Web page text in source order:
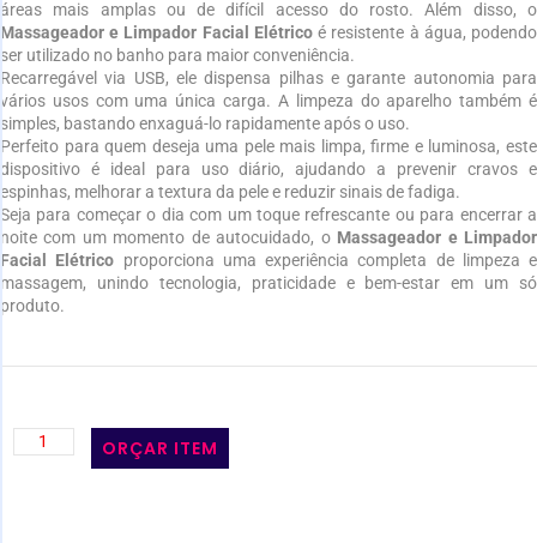
áreas mais amplas ou de difícil acesso do rosto. Além disso, o
Massageador e Limpador Facial Elétricoé resistente à água, podendo
ser utilizado no banho para maior conveniência.
Recarregável via USB, ele dispensa pilhas e garante autonomia para
vários usos com uma única carga. A limpeza do aparelho também é
simples, bastando enxaguá-lo rapidamente após o uso.
Perfeito para quem deseja uma pele mais limpa, firme e luminosa, este
dispositivo é ideal para uso diário, ajudando a prevenir cravos e
espinhas, melhorar a textura da pele e reduzir sinais de fadiga.
Seja para começar o dia com um toque refrescante ou para encerrar a
noite com um momento de autocuidado, o Massageador e Limpador
Facial Elétrico proporciona uma experiência completa de limpeza e
massagem, unindo tecnologia, praticidade e bem-estar em um só
produto.
ORÇAR ITEM